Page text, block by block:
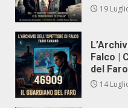
19
Falco |
del Faro
14